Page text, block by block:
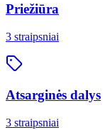
Priežiūra
3 straipsniai
Atsarginės dalys
3 straipsniai